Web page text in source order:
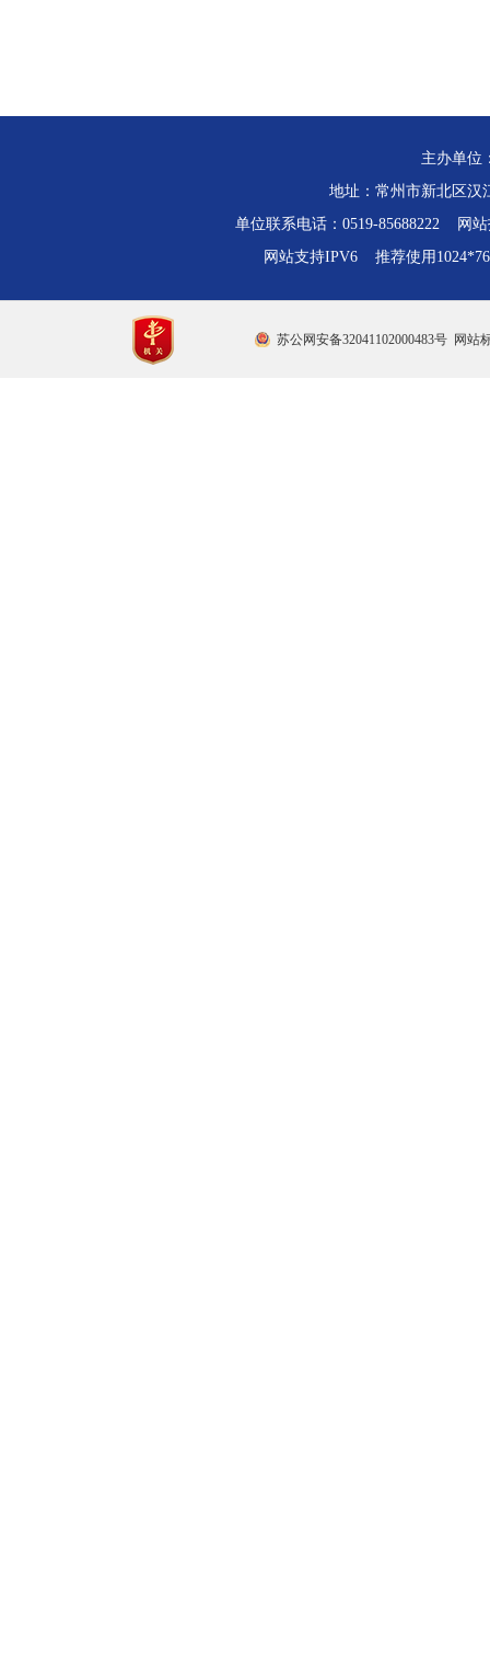
主办单位
地址：常州市新北区
单位联系电话：0519-85688222 网站
网站支持IPV6 推荐使用
苏公网安备32041102000483号 网站